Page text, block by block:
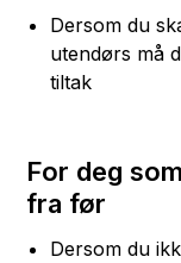
Dersom du
utendørs må
tiltak
For deg
fra før
Dersom du